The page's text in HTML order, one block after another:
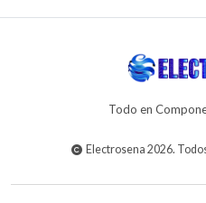
Todo en
Electrosena 2026.